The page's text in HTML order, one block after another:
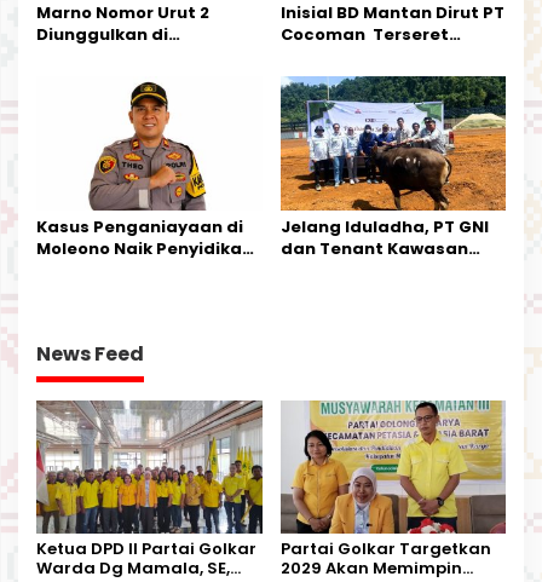
Marno Nomor Urut 2
Diunggulkan di
Kesederhanaannya Jadi
Harapan Warga
Inisial BD Mantan Dirut PT
Cocoman Terseret
Tata Kelola Tambang
Kalimantan Barat
Kasus Penganiayaan di
Moleono Naik Penyidikan,
Jelang Iduladha, PT GNI
dan Tenant Kawasan
News Feed
Ketua DPD II Partai Golkar
Warda Dg Mamala, SE,
Partai Golkar Targetkan
2029 Akan Memimpin